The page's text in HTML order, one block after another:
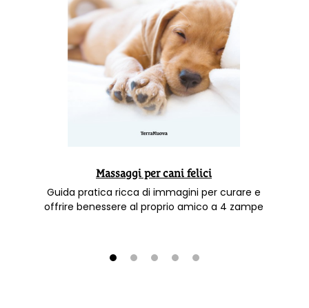
Massaggi per cani felici
Guida pratica ricca di immagini per curare e
offrire benessere al proprio amico a 4 zampe